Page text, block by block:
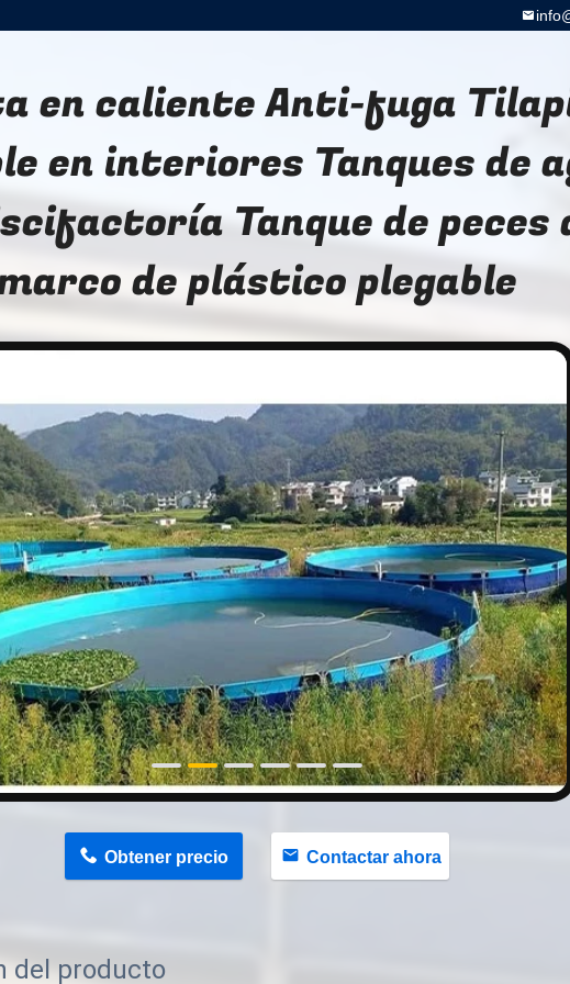
en caliente Anti-fuga
en interiores Tanques de
Tanque de peces
de plástico plegable
Obtener precio Contactar ahora
del producto